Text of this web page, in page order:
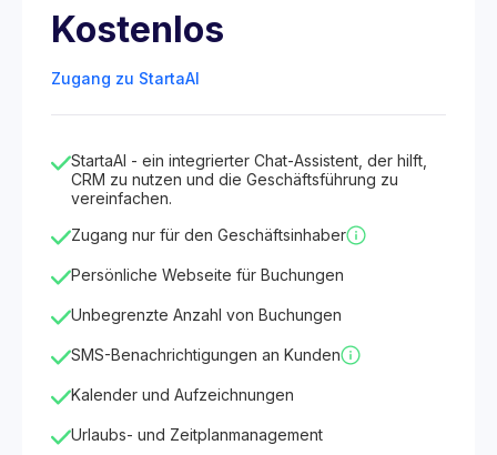
Kostenlos
Zugang zu StartaAI
StartaAI - ein integrierter Chat-Assistent, der hilft,
CRM zu nutzen und die Geschäftsführung zu
vereinfachen.
Zugang nur für den Geschäftsinhaber
Persönliche Webseite für Buchungen
Unbegrenzte Anzahl von Buchungen
SMS-Benachrichtigungen an Kunden
Kalender und Aufzeichnungen
Urlaubs- und Zeitplanmanagement